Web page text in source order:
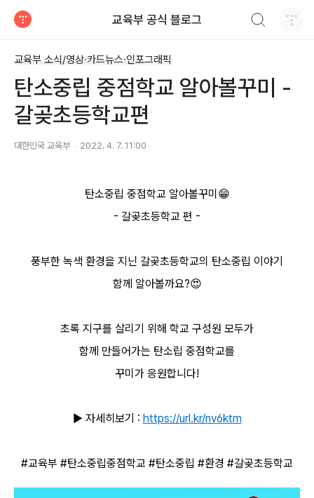
교육부 공식 블로그
교육부 소식/영상·카드뉴스·인포그래픽
탄소중립 중점학교 알아볼꾸미 -
갈곶초등학교편
대한민국 교육부 2022. 4. 7. 11:00
탄소중립 중점학교 알아볼꾸미😁
- 갈곶초등학교 편 -
풍부한 녹색 환경을 지닌 갈곶초등학교의 탄소중립 이야기
함께 알아볼까요?😍
초록 지구를 살리기 위해 학교 구성원 모두가
함께 만들어가는 탄소립 중점학교를
꾸미가 응원합니다!
▶ 자세히보기 : https://url.kr/nv6ktm
#교육부 #탄소중립중점학교 #탄소중립 #환경 #갈곶초등학교